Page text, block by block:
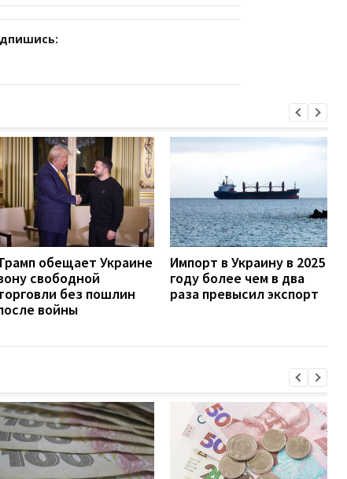
обещает Украине
свободной
без пошлин
войны
Импорт в Украину в 2025
году более чем в два
раза превысил экспорт